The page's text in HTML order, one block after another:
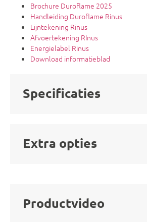
Brochure Duroflame 2025
Handleiding Duroflame Rinus
Lijntekening Rinus
Afvoertekening RInus
Energielabel Rinus
Download informatieblad
Specificaties
Extra opties
Productvideo